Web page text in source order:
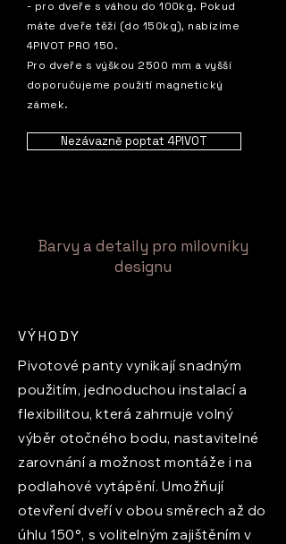
- pro dveře s váhou do 100kg. Pokud
máte dveře těží (do 150kg), nabízíme
4PIVOT PRO 150.
Pro dveře s výškou 2500 mm a vyšší
doporučujeme použití magnetický
zámek.
Nezávazně poptat 4PIVOT
Barvy a detaily pro milovníky
designu
VÝHODY
Pivotové panty vynikají snadným
použitím, jednoduchou instalací a
flexibilitou, která zahrnuje volný
výběr otočného bodu, nastavitelné
zarovnání a možnost montáže i na
podlahové vytápění. Umožňují
otevření dveří v obou směrech až do
úhlu 150°, s volitelným zajištěním v